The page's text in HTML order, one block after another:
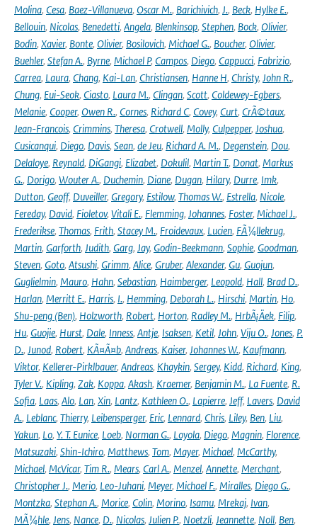
Molina, Cesa, Baez-Villanueva, Oscar M., Barichivich, J., Beck, Hylke E.,
Bellouin, Nicolas, Benedetti, Angela, Blenkinsop, Stephen, Bock, Olivier,
Bodin, Xavier, Bonte, Olivier, Bosilovich, Michael G., Boucher, Olivier,
Buehler, Stefan A., Byrne, Michael P, Campos, Diego, Cappucci, Fabrizio,
Carrea, Laura, Chang, Kai-Lan, Christiansen, Hanne H, Christy, John R.,
Chung, Eui-Seok, Ciasto, Laura M., Clingan, Scott, Coldewey-Egbers,
Melanie, Cooper, Owen R., Cornes, Richard C, Covey, Curt, CrÃ©taux,
Jean-Francois, Crimmins, Theresa, Crotwell, Molly, Culpepper, Joshua,
Cusicanqui, Diego, Davis, Sean, de Jeu, Richard A. M., Degenstein, Dou,
Delaloye, Reynald, DiGangi, Elizabet, Dokulil, Martin T., Donat, Markus
G., Dorigo, Wouter A., Duchemin, Diane, Dugan, Hilary, Durre, Imk,
Dutton, Geoff, Duveiller, Gregory, Estilow, Thomas W., Estrella, Nicole,
Fereday, David, Fioletov, Vitali E., Flemming, Johannes, Foster, Michael J.,
Frederikse, Thomas, Frith, Stacey M., Froidevaux, Lucien, FÃ¼llekrug,
Martin, Garforth, Judith, Garg, Jay, Godin-Beekmann, Sophie, Goodman,
Steven, Goto, Atsushi, Grimm, Alice, Gruber, Alexander, Gu, Guojun,
Guglielmin, Mauro, Hahn, Sebastian, Haimberger, Leopold, Hall, Brad D.,
Harlan, Merritt E., Harris, I., Hemming, Deborah L., Hirschi, Martin, Ho,
Shu-peng (Ben), Holzworth, Robert, Horton, Radley M., HrbÃ¡Äek, Filip,
Hu, Guojie, Hurst, Dale, Inness, Antje, Isaksen, Ketil, John, Viju O., Jones, P.
D., Junod, Robert, KÃ¤Ã¤b, Andreas, Kaiser, Johannes W., Kaufmann,
Viktor, Kellerer-Pirklbauer, Andreas, Khaykin, Sergey, Kidd, Richard, King,
Tyler V., Kipling, Zak, Koppa, Akash, Kraemer, Benjamin M., La Fuente, R.
Sofia, Laas, Alo, Lan, Xin, Lantz, Kathleen O., Lapierre, Jeff, Lavers, David
A., Leblanc, Thierry, Leibensperger, Eric, Lennard, Chris, Liley, Ben, Liu,
Yakun, Lo, Y. T. Eunice, Loeb, Norman G., Loyola, Diego, Magnin, Florence,
Matsuzaki, Shin-Ichiro, Matthews, Tom, Mayer, Michael, McCarthy,
Michael, McVicar, Tim R., Mears, Carl A., Menzel, Annette, Merchant,
Christopher J., Merio, Leo-Juhani, Meyer, Michael F., Miralles, Diego G.,
Montzka, Stephan A., Morice, Colin, Morino, Isamu, Mrekaj, Ivan,
MÃ¼hle, Jens, Nance, D., Nicolas, Julien P., Noetzli, Jeannette, Noll, Ben,